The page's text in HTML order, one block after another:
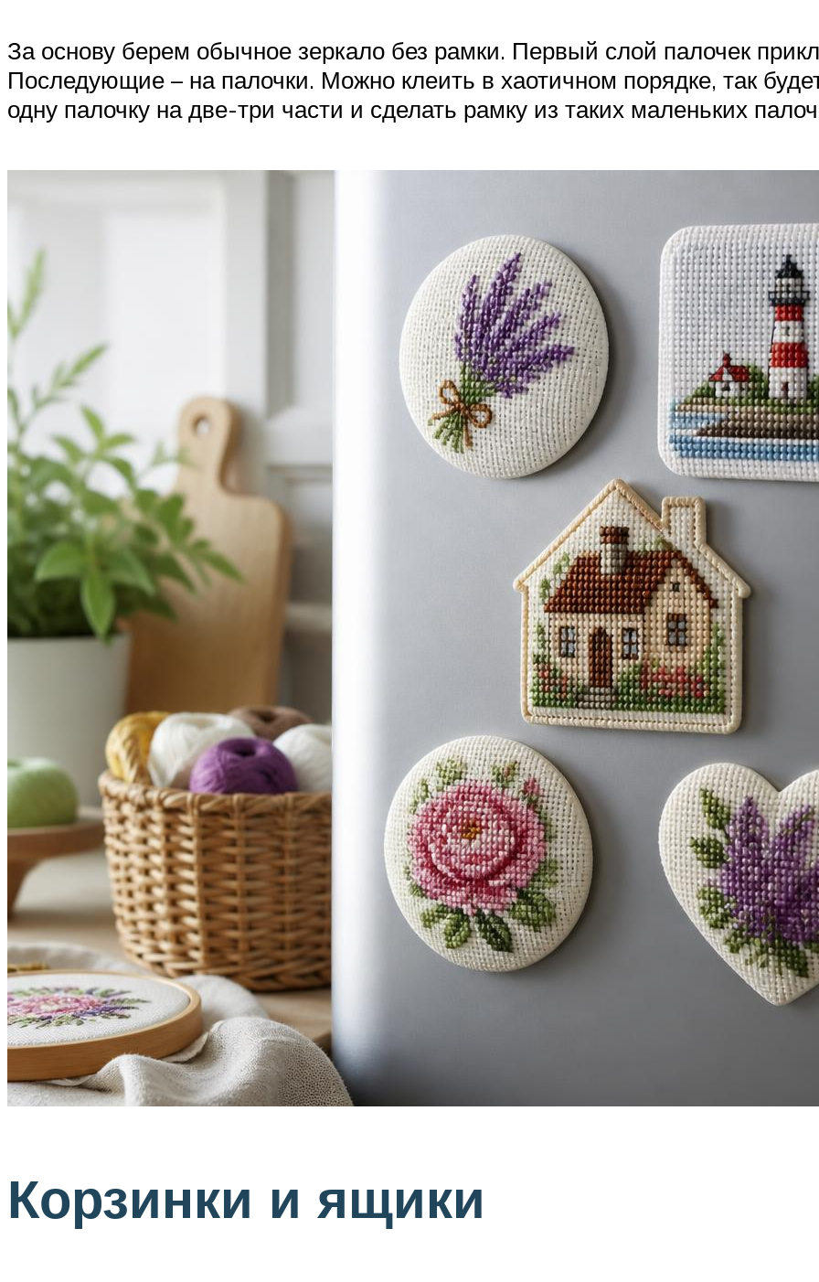
За основу берем обычное зеркало без рамки. Первый слой палочек
Последующие – на палочки. Можно клеить в хаотичном порядке, так
одну палочку на две-три части и сделать рамку из таких маленьких
Корзинки и ящики